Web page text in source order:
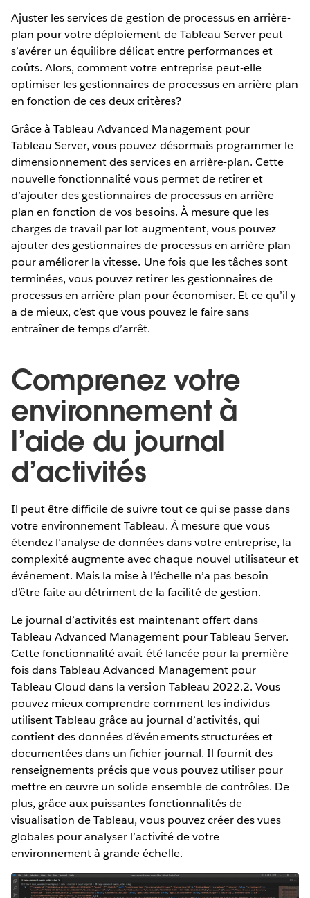
Ajuster les services de gestion de processus en arrière-
plan pour votre déploiement de Tableau Server peut
s’avérer un équilibre délicat entre performances et
coûts. Alors, comment votre entreprise peut-elle
optimiser les gestionnaires de processus en arrière-plan
en fonction de ces deux critères?
Grâce à Tableau Advanced Management pour
Tableau Server, vous pouvez désormais programmer le
dimensionnement des services en arrière-plan. Cette
nouvelle fonctionnalité vous permet de retirer et
d’ajouter des gestionnaires de processus en arrière-
plan en fonction de vos besoins. À mesure que les
charges de travail par lot augmentent, vous pouvez
ajouter des gestionnaires de processus en arrière-plan
pour améliorer la vitesse. Une fois que les tâches sont
terminées, vous pouvez retirer les gestionnaires de
processus en arrière-plan pour économiser. Et ce qu’il y
a de mieux, c’est que vous pouvez le faire sans
entraîner de temps d’arrêt.
Comprenez votre
environnement à
l’aide du journal
d’activités
Il peut être difficile de suivre tout ce qui se passe dans
votre environnement Tableau. À mesure que vous
étendez l’analyse de données dans votre entreprise, la
complexité augmente avec chaque nouvel utilisateur et
événement. Mais la mise à l’échelle n’a pas besoin
d’être faite au détriment de la facilité de gestion.
Le journal d’activités est maintenant offert dans
Tableau Advanced Management pour Tableau Server.
Cette fonctionnalité avait été lancée pour la première
fois dans Tableau Advanced Management pour
Tableau Cloud dans la version Tableau 2022.2. Vous
pouvez mieux comprendre comment les individus
utilisent Tableau grâce au journal d’activités, qui
contient des données d’événements structurées et
documentées dans un fichier journal. Il fournit des
renseignements précis que vous pouvez utiliser pour
mettre en œuvre un solide ensemble de contrôles. De
plus, grâce aux puissantes fonctionnalités de
visualisation de Tableau, vous pouvez créer des vues
globales pour analyser l’activité de votre
environnement à grande échelle.